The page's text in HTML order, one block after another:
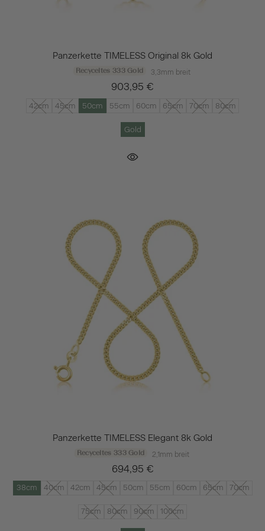
Panzerkette TIMELESS Original 8k Gold
Recyceltes 333 Gold 3,3mm breit
903,95 €
42cm 45cm 50cm 55cm 60cm 65cm 70cm 80cm
Gold
Panzerkette TIMELESS Elegant 8k Gold
Recyceltes 333 Gold 2,1mm breit
694,95 €
38cm 40cm 42cm 45cm 50cm 55cm 60cm 65cm 70cm
75cm 80cm 90cm 100cm